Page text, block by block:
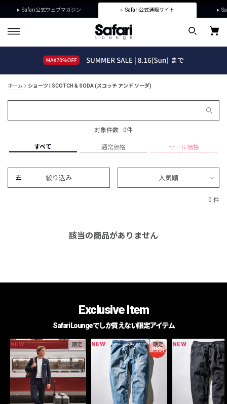
Safari公式ウェブマガジン Safari公式通販サイト
ホーム ショーツ | SCOTCH & SODA (スコッチ アンド ソーダ)
対象件数 : 0件
すべて 通常価格 セール価格
絞り込み 人気順
0 件
該当の商品がありません
Exclusive Item
Safari Loungeでしか買えない限定アイテム
NEW 限定 NEW 限定 NEW